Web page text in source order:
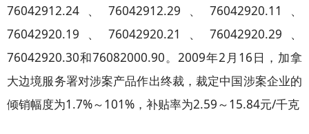
76042912.24、76042912.29、76042920.11、
76042920.19、76042920.21、76042920.29、
76042920.30和76082000.90。2009年2月16日，加拿
大边境服务署对涉案产品作出终裁，裁定中国涉案企业的
倾销幅度为1.7%～101%，补贴率为2.59～15.84元/千克